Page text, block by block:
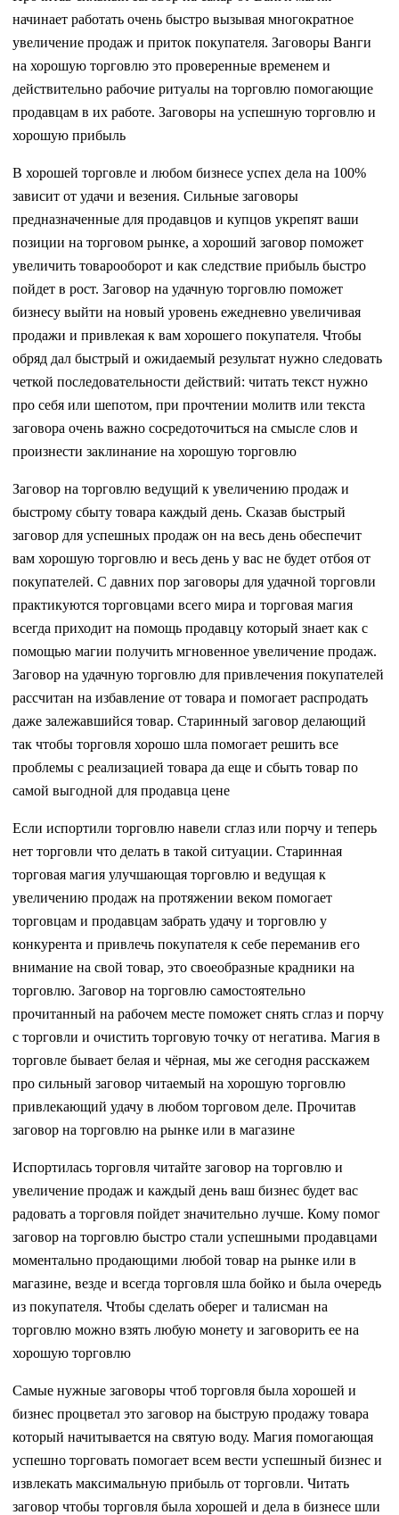
начинает работать очень быстро вызывая многократное
увеличение продаж и приток покупателя. Заговоры Ванги
на хорошую торговлю это проверенные временем и
действительно рабочие ритуалы на торговлю помогающие
продавцам в их работе. Заговоры на успешную торговлю и
хорошую прибыль
В хорошей торговле и любом бизнесе успех дела на 100%
зависит от удачи и везения. Сильные заговоры
предназначенные для продавцов и купцов укрепят ваши
позиции на торговом рынке, а хороший заговор поможет
увеличить товарооборот и как следствие прибыль быстро
пойдет в рост. Заговор на удачную торговлю поможет
бизнесу выйти на новый уровень ежедневно увеличивая
продажи и привлекая к вам хорошего покупателя. Чтобы
обряд дал быстрый и ожидаемый результат нужно следовать
четкой последовательности действий: читать текст нужно
про себя или шепотом, при прочтении молитв или текста
заговора очень важно сосредоточиться на смысле слов и
произнести заклинание на хорошую торговлю
Заговор на торговлю ведущий к увеличению продаж и
быстрому сбыту товара каждый день. Сказав быстрый
заговор для успешных продаж он на весь день обеспечит
вам хорошую торговлю и весь день у вас не будет отбоя от
покупателей. С давних пор заговоры для удачной торговли
практикуются торговцами всего мира и торговая магия
всегда приходит на помощь продавцу который знает как с
помощью магии получить мгновенное увеличение продаж.
Заговор на удачную торговлю для привлечения покупателей
рассчитан на избавление от товара и помогает распродать
даже залежавшийся товар. Старинный заговор делающий
так чтобы торговля хорошо шла помогает решить все
проблемы с реализацией товара да еще и сбыть товар по
самой выгодной для продавца цене
Если испортили торговлю навели сглаз или порчу и теперь
нет торговли что делать в такой ситуации. Старинная
торговая магия улучшающая торговлю и ведущая к
увеличению продаж на протяжении веком помогает
торговцам и продавцам забрать удачу и торговлю у
конкурента и привлечь покупателя к себе переманив его
внимание на свой товар, это своеобразные крадники на
торговлю. Заговор на торговлю самостоятельно
прочитанный на рабочем месте поможет снять сглаз и порчу
с торговли и очистить торговую точку от негатива. Магия в
торговле бывает белая и чёрная, мы же сегодня расскажем
про сильный заговор читаемый на хорошую торговлю
привлекающий удачу в любом торговом деле. Прочитав
заговор на торговлю на рынке или в магазине
Испортилась торговля читайте заговор на торговлю и
увеличение продаж и каждый день ваш бизнес будет вас
радовать а торговля пойдет значительно лучше. Кому помог
заговор на торговлю быстро стали успешными продавцами
моментально продающими любой товар на рынке или в
магазине, везде и всегда торговля шла бойко и была очередь
из покупателя. Чтобы сделать оберег и талисман на
торговлю можно взять любую монету и заговорить ее на
хорошую торговлю
Самые нужные заговоры чтоб торговля была хорошей и
бизнес процветал это заговор на быструю продажу товара
который начитывается на святую воду. Магия помогающая
успешно торговать помогает всем вести успешный бизнес и
извлекать максимальную прибыль от торговли. Читать
заговор чтобы торговля была хорошей и дела в бизнесе шли